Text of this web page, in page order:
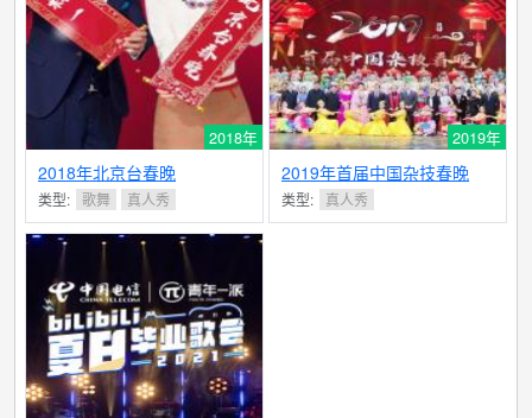
2018年
2018年北京台春晚
类型: 歌舞 真人秀
2019年
2019年首届中国杂技春晚
类型: 真人秀